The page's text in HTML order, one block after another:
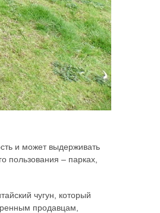
и может выдерживать
пользования – парках,
чугун, который
продавцам,